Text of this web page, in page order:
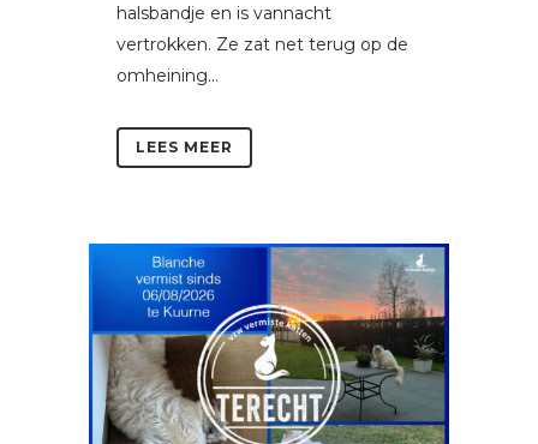
halsbandje en is vannacht
vertrokken. Ze zat net terug op de
omheining...
LEES MEER